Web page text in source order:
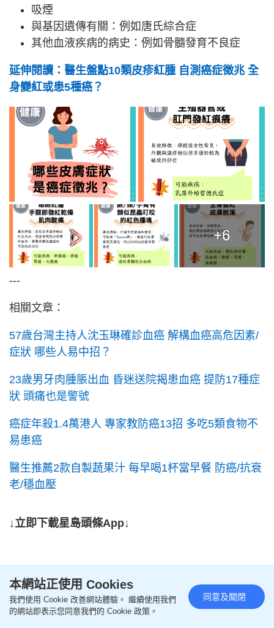
吸煙
與基因遺傳有關：例如唐氏綜合症
其他血液疾病的病史：例如骨髓發育不良症
延伸閱讀：醫生盤點10類皮疹紅腫 自測癌症徵兆 全
身變紅或患5種癌？
+6
---
相關文章：
57歲台灣主持人沈玉琳確診血癌 解構血癌高危因素/
症狀 哪些人易中招？
23歲男牙肉腫脹出血 昏迷送院揭患血癌 提防17種症
狀 頭痛也是警號
癌症年殺1.4萬港人 專家教防癌13招 多吃5類食物不
易患癌
醫生推薦2款自製蔬果汁 每早喝1杯當早餐 防癌/抗衰
老/穩血壓
↓立即下載星島頭條App↓
本網站正使用 Cookies
我們使用 Cookie 改善網站體驗。 繼續使用我們
的網站即表示您同意我們的 Cookie 政策。
同意及關閉